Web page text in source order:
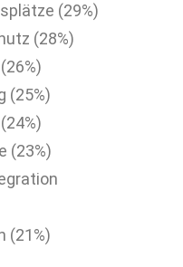
(29%)
(28%)
(25%)
(23%)
(21%)